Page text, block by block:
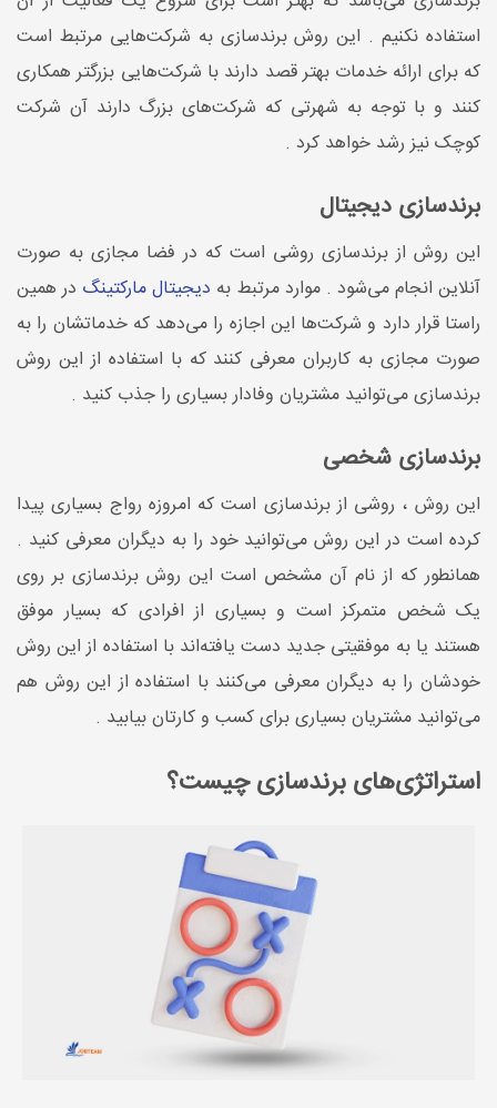
استفاده نکنیم . این روش برندسازی به شرکت­‌هایی مرتبط است
که برای ارائه خدمات بهتر قصد دارند با شرکت­‌هایی بزرگتر همکاری
کنند و با توجه به شهرتی که شرکت­‌های بزرگ دارند آن شرکت
کوچک نیز رشد خواهد کرد .
برندسازی دیجیتال
این روش از برندسازی روشی است که در فضا مجازی به صورت
آنلاین انجام می‌­شود . موارد مرتبط به دیجیتال مارکتینگ در همین
راستا قرار دارد و شرکت­‌ها این اجازه را می‌­دهد که خدماتشان را به
صورت مجازی به کاربران معرفی کنند که با استفاده از این روش
برندسازی می­‌توانید مشتریان وفادار بسیاری را جذب کنید .
برندسازی شخصی
این روش ، روشی از برندسازی است که امروزه رواج بسیاری پیدا
کرده است در این روش می­‌توانید خود را به دیگران معرفی کنید .
همانطور که از نام آن مشخص است این روش برندسازی بر روی
یک شخص متمرکز است و بسیاری از افرادی که بسیار موفق
هستند یا به موفقیتی جدید دست یافته­‌اند با استفاده از این روش
خودشان را به دیگران معرفی می­‌کنند با استفاده از این روش هم
می‌­توانید مشتریان بسیاری برای کسب و کارتان بیابید .
استراتژی‌های برندسازی چیست؟